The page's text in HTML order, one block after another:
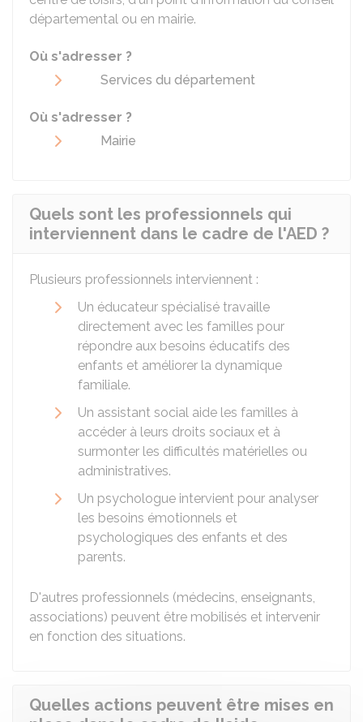
départemental ou en mairie.
Où s'adresser ?
Services du département
Où s'adresser ?
Mairie
Quels sont les professionnels qui
interviennent dans le cadre de l'AED ?
Plusieurs professionnels interviennent :
Un éducateur spécialisé travaille
directement avec les familles pour
répondre aux besoins éducatifs des
enfants et améliorer la dynamique
familiale.
Un assistant social aide les familles à
accéder à leurs droits sociaux et à
surmonter les difficultés matérielles ou
administratives.
Un psychologue intervient pour analyser
les besoins émotionnels et
psychologiques des enfants et des
parents.
D'autres professionnels (médecins, enseignants,
associations) peuvent être mobilisés et intervenir
en fonction des situations.
Quelles actions peuvent être mises en